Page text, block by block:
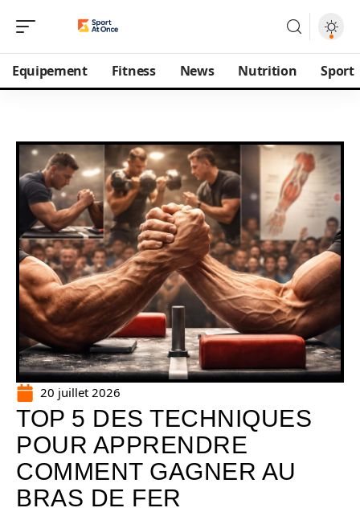
Equipement Fitness News Nutrition Sport
20 juillet 2026
TOP 5 DES TECHNIQUES
POUR APPRENDRE
COMMENT GAGNER AU
BRAS DE FER